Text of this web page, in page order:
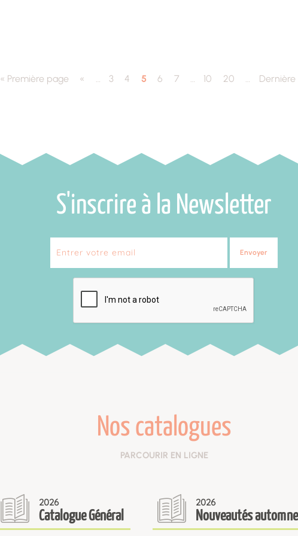
« Première page « 3 4 5 6 7 10 20 Dernière
S'inscrire à la Newsletter
Envoyer
Nos catalogues
PARCOURIR EN LIGNE
2026
Catalogue Général
2026
Nouveautés